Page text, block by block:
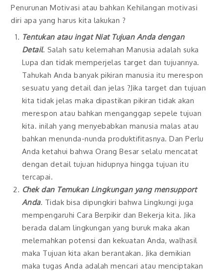
Penurunan Motivasi atau bahkan Kehilangan motivasi
diri apa yang harus kita lakukan ?
Tentukan atau ingat Niat Tujuan Anda dengan
Detail. Salah satu kelemahan Manusia adalah suka
Lupa dan tidak memperjelas target dan tujuannya.
Tahukah Anda banyak pikiran manusia itu merespon
sesuatu yang detail dan jelas ?Jika target dan tujuan
kita tidak jelas maka dipastikan pikiran tidak akan
merespon atau bahkan menganggap sepele tujuan
kita. inilah yang menyebabkan manusia malas atau
bahkan menunda-nunda produktifitasnya. Dan Perlu
Anda ketahui bahwa Orang Besar selalu mencatat
dengan detail tujuan hidupnya hingga tujuan itu
tercapai.
Chek dan Temukan Lingkungan yang mensupport
Anda. Tidak bisa dipungkiri bahwa Lingkungi juga
mempengaruhi Cara Berpikir dan Bekerja kita. Jika
berada dalam lingkungan yang buruk maka akan
melemahkan potensi dan kekuatan Anda, walhasil
maka Tujuan kita akan berantakan. Jika demikian
maka tugas Anda adalah mencari atau menciptakan